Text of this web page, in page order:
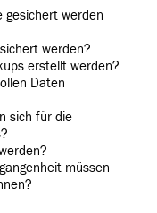
gesichert werden
werden?
erstellt werden?
Daten
sich für die
müssen